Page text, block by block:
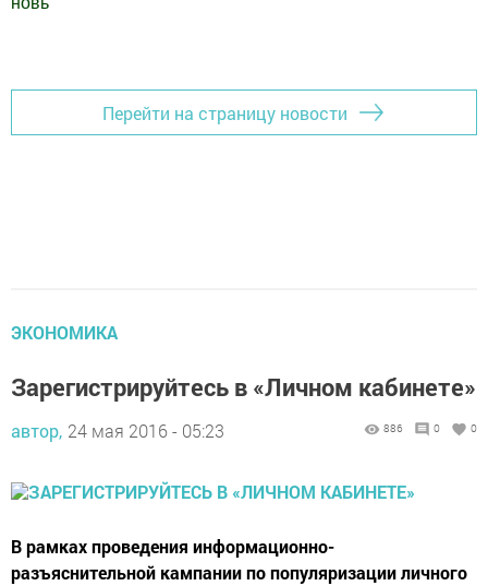
Перейти на страницу новости
ЭКОНОМИКА
Зарегистрируйтесь в «Личном кабинете»
автор, 24 мая 2016 - 05:23 886 0 0
В рамках проведения информационно-
разъяснительной кампании по популяризации личного